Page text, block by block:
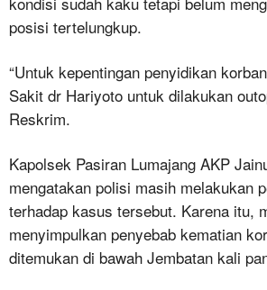
posisi tertelungkup.
“Untuk kepentingan penyidikan
Sakit dr Hariyoto untuk dilakukan
Reskrim.
Kapolsek Pasiran Lumajang AKP
mengatakan polisi masih melakukan
terhadap kasus tersebut. Karena itu,
menyimpulkan penyebab kematian
ditemukan di bawah Jembatan kali